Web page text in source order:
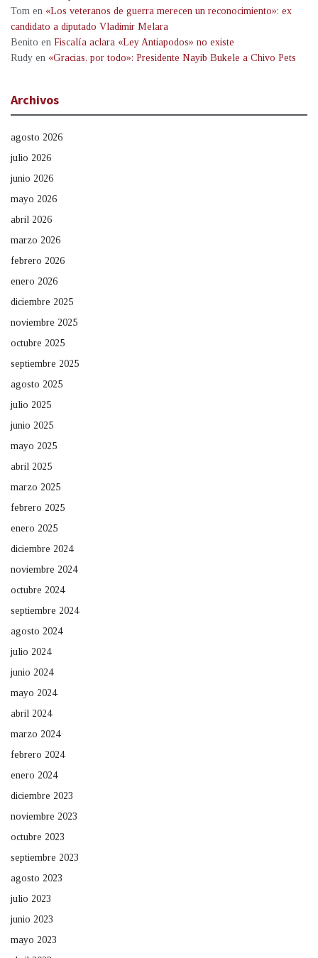
Tom en «Los veteranos de guerra merecen un reconocimiento»: ex
candidato a diputado Vladimir Melara
Benito en Fiscalía aclara «Ley Antiapodos» no existe
Rudy en «Gracias, por todo»: Presidente Nayib Bukele a Chivo Pets
Archivos
agosto 2026
julio 2026
junio 2026
mayo 2026
abril 2026
marzo 2026
febrero 2026
enero 2026
diciembre 2025
noviembre 2025
octubre 2025
septiembre 2025
agosto 2025
julio 2025
junio 2025
mayo 2025
abril 2025
marzo 2025
febrero 2025
enero 2025
diciembre 2024
noviembre 2024
octubre 2024
septiembre 2024
agosto 2024
julio 2024
junio 2024
mayo 2024
abril 2024
marzo 2024
febrero 2024
enero 2024
diciembre 2023
noviembre 2023
octubre 2023
septiembre 2023
agosto 2023
julio 2023
junio 2023
mayo 2023